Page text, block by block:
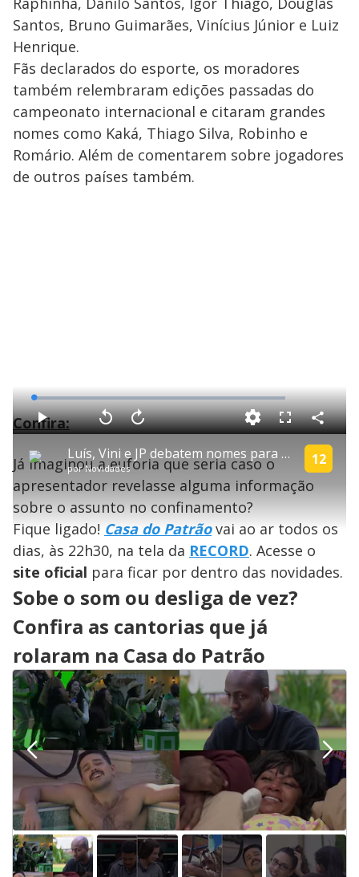
Santos, Bruno Guimarães, Vinícius Júnior e Luiz
Henrique.
Fãs declarados do esporte, os moradores
também relembraram edições passadas do
campeonato internacional e citaram grandes
nomes como Kaká, Thiago Silva, Robinho e
Romário. Além de comentarem sobre jogadores
de outros países também.
Confira:
P
l
a
y
V
i
d
e
o
Luís, Vini e JP debatem nomes para convocação da Copa do Mundo | Casa do Patrão
porNovidades
12
P V
l
a
r
0
e
g
n
d
o
s
A
a
ç
a
1
s
e
u
n
u
d
L
o
a
d
e
:
1
.
2
2
%
F
l
e
C
o
m
p
a
Já imaginou a euforia que seria caso o
apresentador revelasse alguma informação
sobre o assunto no confinamento?
Fique ligado! Casa do Patrãovai ao ar todos os
dias, às 22h30, na tela da RECORD. Acesse o
site oficial para ficar por dentro das novidades.
Sobe o som ou desliga de vez?
Confira as cantorias que já
rolaram na Casa do Patrão